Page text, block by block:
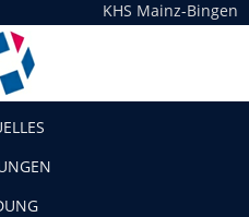
KHS Mainz-Bingen